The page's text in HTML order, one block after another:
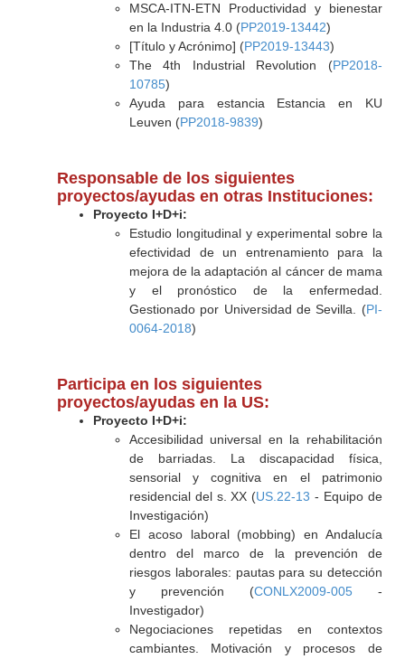
MSCA-ITN-ETN Productividad y bienestar
en la Industria 4.0 (PP2019-13442)
[Título y Acrónimo] (PP2019-13443)
The 4th Industrial Revolution (PP2018-
10785)
Ayuda para estancia Estancia en KU
Leuven (PP2018-9839)
Responsable de los siguientes
proyectos/ayudas en otras Instituciones:
Proyecto I+D+i:
Estudio longitudinal y experimental sobre la
efectividad de un entrenamiento para la
mejora de la adaptación al cáncer de mama
y el pronóstico de la enfermedad.
Gestionado por Universidad de Sevilla. (PI-
0064-2018)
Participa en los siguientes
proyectos/ayudas en la US:
Proyecto I+D+i:
Accesibilidad universal en la rehabilitación
de barriadas. La discapacidad física,
sensorial y cognitiva en el patrimonio
residencial del s. XX (US.22-13 - Equipo de
Investigación)
El acoso laboral (mobbing) en Andalucía
dentro del marco de la prevención de
riesgos laborales: pautas para su detección
y prevención (CONLX2009-005-
Investigador)
Negociaciones repetidas en contextos
cambiantes. Motivación y procesos de